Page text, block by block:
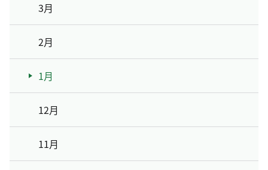
3月
2月
1月
12月
11月